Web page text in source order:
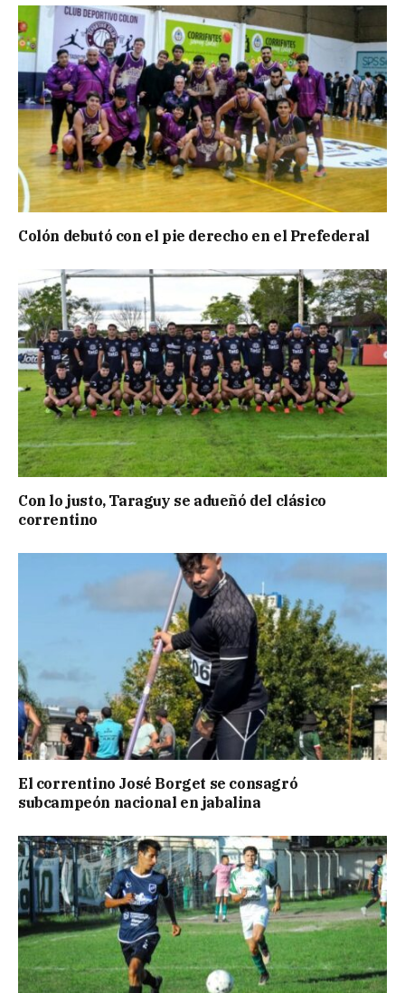
Colón debutó con el pie derecho en el Prefederal
Con lo justo, Taraguy se adueñó del clásico
correntino
El correntino José Borget se consagró
subcampeón nacional en jabalina